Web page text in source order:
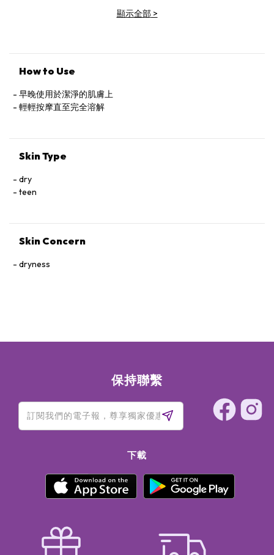
顯示全部>
How to Use
早晚使用於潔淨的肌膚上
輕輕按摩直至完全溶解
Skin Type
dry
teen
Skin Concern
dryness
保持聯繫
下載